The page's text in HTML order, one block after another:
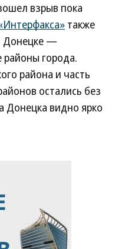
взрыв пока
также
Донецке —
города.
района и часть
остались без
Донецка видно ярко